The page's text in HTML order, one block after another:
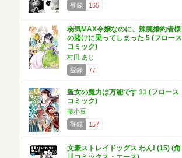
登録
165
弱気MAX令嬢なのに、辣腕婚約者様
の賭けに乗ってしまった 5 (フロース
コミック)
村田 あじ
登録
77
聖女の魔力は万能です 11 (フロース
コミック)
藤小豆
登録
157
文豪ストレイドッグス わん! (15) (角